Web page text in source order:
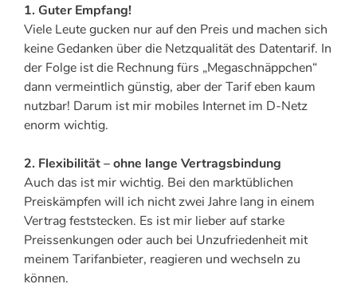
1. Guter Empfang!
Viele Leute gucken nur auf den Preis und machen sich
keine Gedanken über die Netzqualität des Datentarif. In
der Folge ist die Rechnung fürs „Megaschnäppchen“
dann vermeintlich günstig, aber der Tarif eben kaum
nutzbar! Darum ist mir mobiles Internet im D-Netz
enorm wichtig.
2. Flexibilität – ohne lange Vertragsbindung
Auch das ist mir wichtig. Bei den marktüblichen
Preiskämpfen will ich nicht zwei Jahre lang in einem
Vertrag feststecken. Es ist mir lieber auf starke
Preissenkungen oder auch bei Unzufriedenheit mit
meinem Tarifanbieter, reagieren und wechseln zu
können.